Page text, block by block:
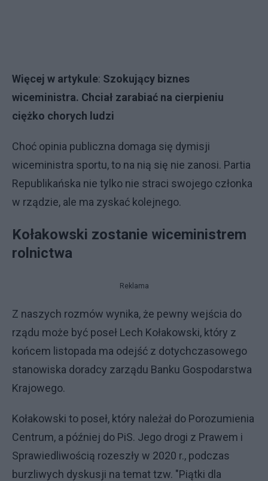
Więcej w artykule: Szokujący biznes
wiceministra. Chciał zarabiać na cierpieniu
ciężko chorych ludzi
Choć opinia publiczna domaga się dymisji
wiceministra sportu, to na nią się nie zanosi. Partia
Republikańska nie tylko nie straci swojego członka
w rządzie, ale ma zyskać kolejnego.
Kołakowski zostanie wiceministrem
rolnictwa
Reklama
Z naszych rozmów wynika, że pewny wejścia do
rządu może być poseł Lech Kołakowski, który z
końcem listopada ma odejść z dotychczasowego
stanowiska doradcy zarządu Banku Gospodarstwa
Krajowego.
Kołakowski to poseł, który należał do Porozumienia
Centrum, a później do PiS. Jego drogi z Prawem i
Sprawiedliwością rozeszły w 2020 r., podczas
burzliwych dyskusji na temat tzw. "Piątki dla